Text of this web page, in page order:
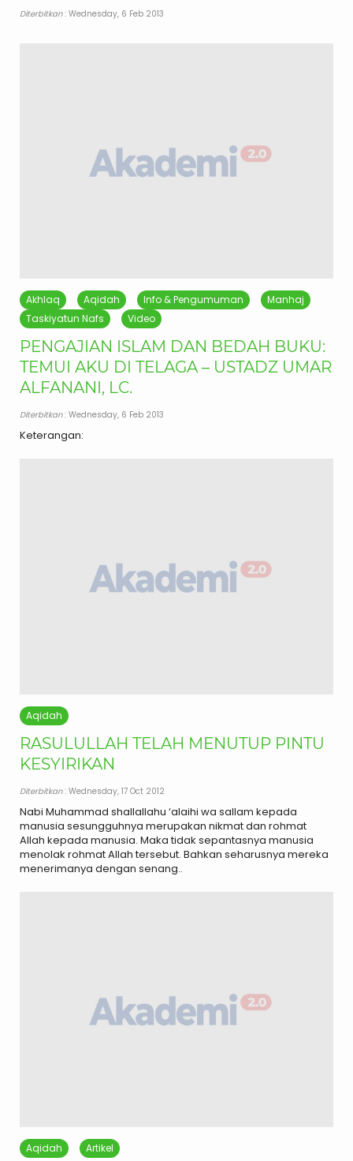
Diterbitkan: Wednesday, 6 Feb 2013
Akhlaq Aqidah Info & Pengumuman
Manhaj
Taskiyatun Nafs
Video
PENGAJIAN ISLAM DAN BEDAH BUKU:
TEMUI AKU DI TELAGA – USTADZ UMAR
ALFANANI, LC.
Diterbitkan: Wednesday, 6 Feb 2013
Keterangan:
Aqidah
RASULULLAH TELAH MENUTUP PINTU
KESYIRIKAN
Diterbitkan: Wednesday, 17 Oct 2012
Nabi Muhammad shallallahu ‘alaihi wa sallam kepada
manusia sesungguhnya merupakan nikmat dan rohmat
Allah kepada manusia. Maka tidak sepantasnya manusia
menolak rohmat Allah tersebut. Bahkan seharusnya mereka
menerimanya dengan senang..
Aqidah Artikel